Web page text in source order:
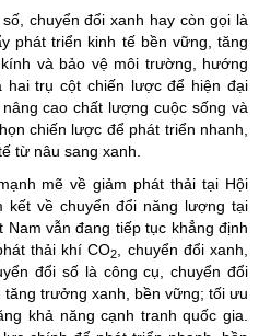
chuyển đổi xanh hay còn gọi là
phát triển kinh tế bền vững, tăng
và bảo vệ môi trường, hướng
trụ cột chiến lược để hiện đại
cao chất lượng cuộc sống và
chiến lược để phát triển nhanh,
từ nâu sang xanh.
mẽ về giảm phát thải tại Hội
kết về chuyển đổi năng lượng tại
Nam vẫn đang tiếp tục khẳng định
thải khí CO2
, chuyển đổi xanh,
đổi số là công cụ, chuyển đổi
trưởng xanh, bền vững; tối ưu
khả năng cạnh tranh quốc gia.